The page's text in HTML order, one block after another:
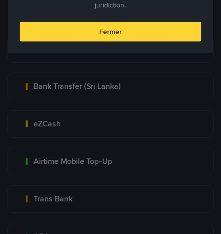
Principaux modes de paiement
Bank Transfer (Sri Lanka)
eZCash
Airtime Mobile Top-Up
Trans Bank
juridiction.
Fermer